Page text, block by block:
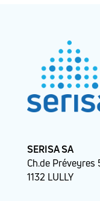
SERISA SA
Ch.de Préveyres
1132 LULLY